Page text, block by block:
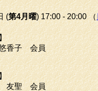
(第4月曜) 17:00 - 20:00 （
会員
会員